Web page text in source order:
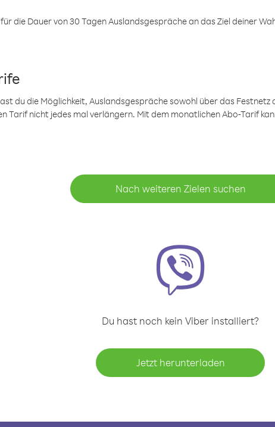
die Dauer von 30 Tagen Auslandsgespräche an das Ziel deiner
du die Möglichkeit, Auslandsgespräche sowohl über das Festnetz
Tarif nicht jedes mal verlängern. Mit dem monatlichen Abo-Tarif
Nach weiteren Zielen suchen
Du hast noch kein Viber installiert?
Jetzt herunterladen